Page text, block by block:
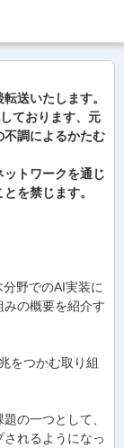
送いたします。
ております、元
不調によるかたむ
ットワークを通じ
を禁じます。
野でのAI実装に
の概要を紹介す
をつかむ取り組
の一つとして、
れるようになっ